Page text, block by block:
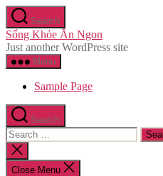
Skip
to
the
content
Search
Sống Khỏe Ăn Ngon
Just another WordPress site
Menu
Sample Page
Search
Search
for:
Close
search
Close Menu